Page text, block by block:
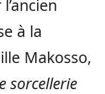
à la
Makosso,
sorcellerie